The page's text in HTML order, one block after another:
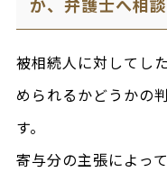
か、弁護士へ相
被相続人に対してし
められるかどうかの
す。
寄与分の主張によっ